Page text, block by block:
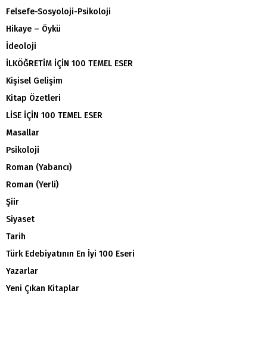
Felsefe-Sosyoloji-Psikoloji
Hikaye – Öykü
İdeoloji
İLKÖĞRETİM İÇİN 100 TEMEL ESER
Kişisel Gelişim
Kitap Özetleri
LİSE İÇİN 100 TEMEL ESER
Masallar
Psikoloji
Roman (Yabancı)
Roman (Yerli)
Şiir
Siyaset
Tarih
Türk Edebiyatının En İyi 100 Eseri
Yazarlar
Yeni Çıkan Kitaplar